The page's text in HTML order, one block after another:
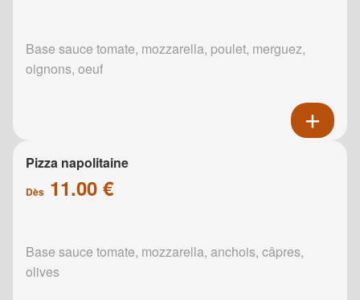
Base sauce tomate, mozzarella, poulet, merguez,
oignons, oeuf
Pizza napolitaine
Dès 11.00 €
Base sauce tomate, mozzarella, anchois, câpres,
olives